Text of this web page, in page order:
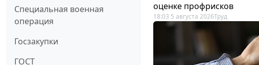
Специальная военная
операция
Госзакупки
ГОСТ
оценке профрисков
18:03 5 августа 2026Труд